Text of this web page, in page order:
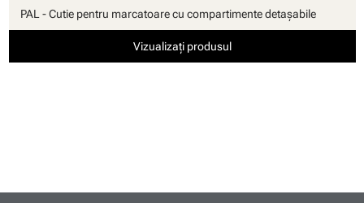
PAL - Cutie pentru marcatoare cu compartimente detaşabile
Vizualizați produsul